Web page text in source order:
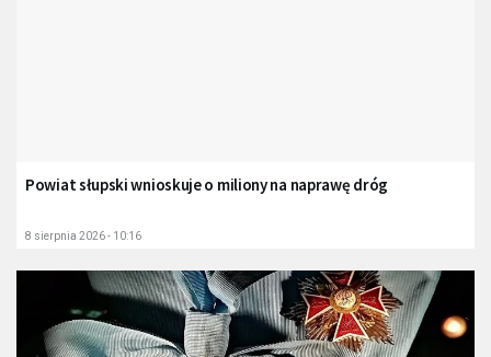
Powiat słupski wnioskuje o miliony na naprawę dróg
8 sierpnia 2026 - 10:16